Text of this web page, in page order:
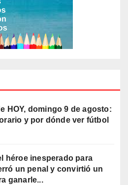
HOY, domingo 9 de agosto:
y por dónde ver fútbol
héroe inesperado para
un penal y convirtió un
ganarle...